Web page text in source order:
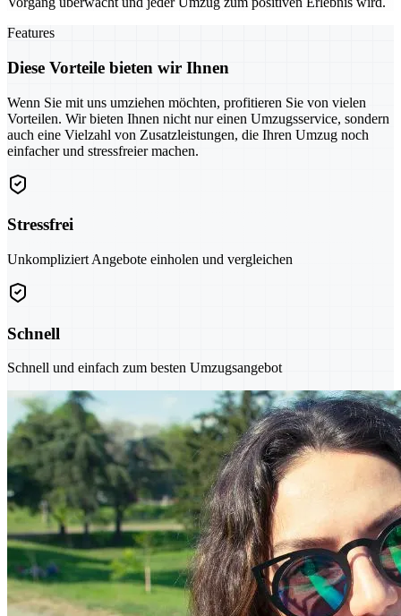
Features
Diese Vorteile bieten wir Ihnen
Wenn Sie mit uns umziehen möchten, profitieren Sie von vielen
Vorteilen. Wir bieten Ihnen nicht nur einen Umzugsservice, sondern
auch eine Vielzahl von Zusatzleistungen, die Ihren Umzug noch
einfacher und stressfreier machen.
Stressfrei
Unkompliziert Angebote einholen und vergleichen
Schnell
Schnell und einfach zum besten Umzugsangebot